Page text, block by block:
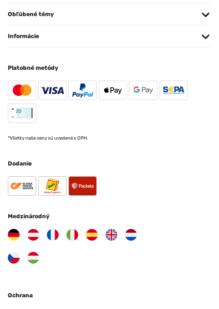
Obľúbené témy
Informácie
Platobné metódy
*Všetky naše ceny sú uvedené s DPH.
Dodanie
Medzinárodný
Ochrana